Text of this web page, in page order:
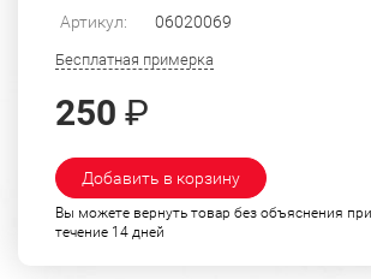
Артикул: 06020069
Бесплатная примерка
250 ₽
Добавить в корзину
Вы можете вернуть товар без объяснения
течение 14 дней